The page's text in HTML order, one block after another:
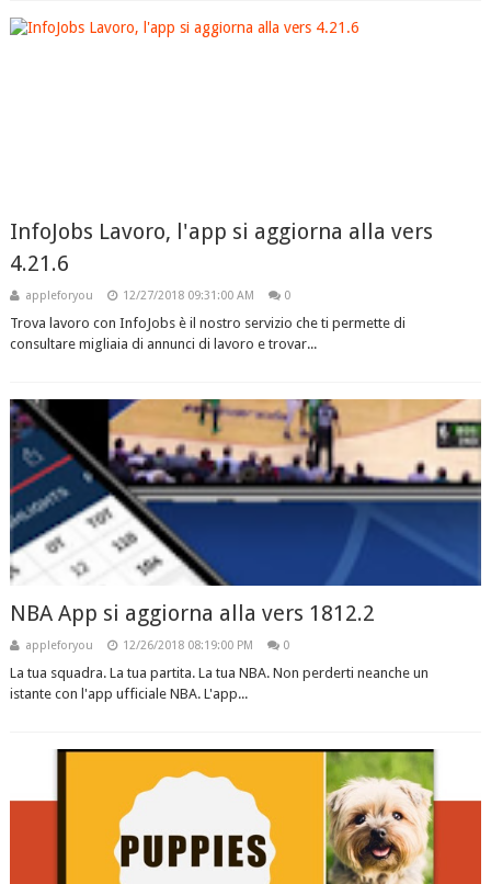
InfoJobs Lavoro, l'app si aggiorna alla vers
4.21.6
appleforyou 12/27/2018 09:31:00 AM 0
Trova lavoro con InfoJobs è il nostro servizio che ti permette di
consultare migliaia di annunci di lavoro e trovar...
NBA App si aggiorna alla vers 1812.2
appleforyou 12/26/2018 08:19:00 PM 0
La tua squadra. La tua partita. La tua NBA. Non perderti neanche un
istante con l'app ufficiale NBA. L'app...